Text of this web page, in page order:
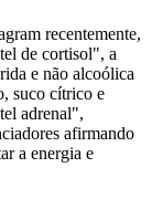
recentemente,
de cortisol", a
e não alcoólica
suco cítrico e
adrenal",
afirmando
a energia e